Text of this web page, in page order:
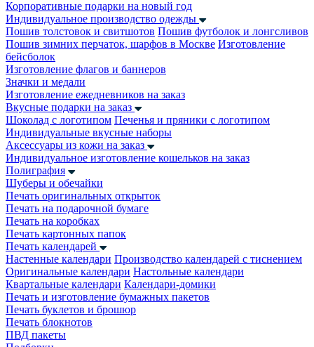
Корпоративные подарки на новый год
Индивидуальное производство одежды
Пошив толстовок и свитшотов Пошив футболок и лонгсливов
Пошив зимних перчаток, шарфов в Москве Изготовление
бейсболок
Изготовление флагов и баннеров
Значки и медали
Изготовление ежедневников на заказ
Вкусные подарки на заказ
Шоколад с логотипом Печенья и пряники с логотипом
Индивидуальные вкусные наборы
Аксессуары из кожи на заказ
Индивидуальное изготовление кошельков на заказ
Полиграфия
Шуберы и обечайки
Печать оригинальных открыток
Печать на подарочной бумаге
Печать на коробках
Печать картонных папок
Печать календарей
Настенные календари Производство календарей с тиснением
Оригинальные календари Настольные календари
Квартальные календари Календари-домики
Печать и изготовление бумажных пакетов
Печать буклетов и брошюр
Печать блокнотов
ПВД пакеты